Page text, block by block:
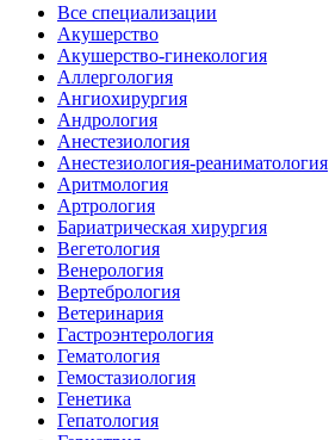
Все специализации
Акушерство
Акушерство-гинекология
Аллергология
Ангиохирургия
Андрология
Анестезиология
Анестезиология-реаниматология
Аритмология
Артрология
Бариатрическая хирургия
Вегетология
Венерология
Вертебрология
Ветеринария
Гастроэнтерология
Гематология
Гемостазиология
Генетика
Гепатология